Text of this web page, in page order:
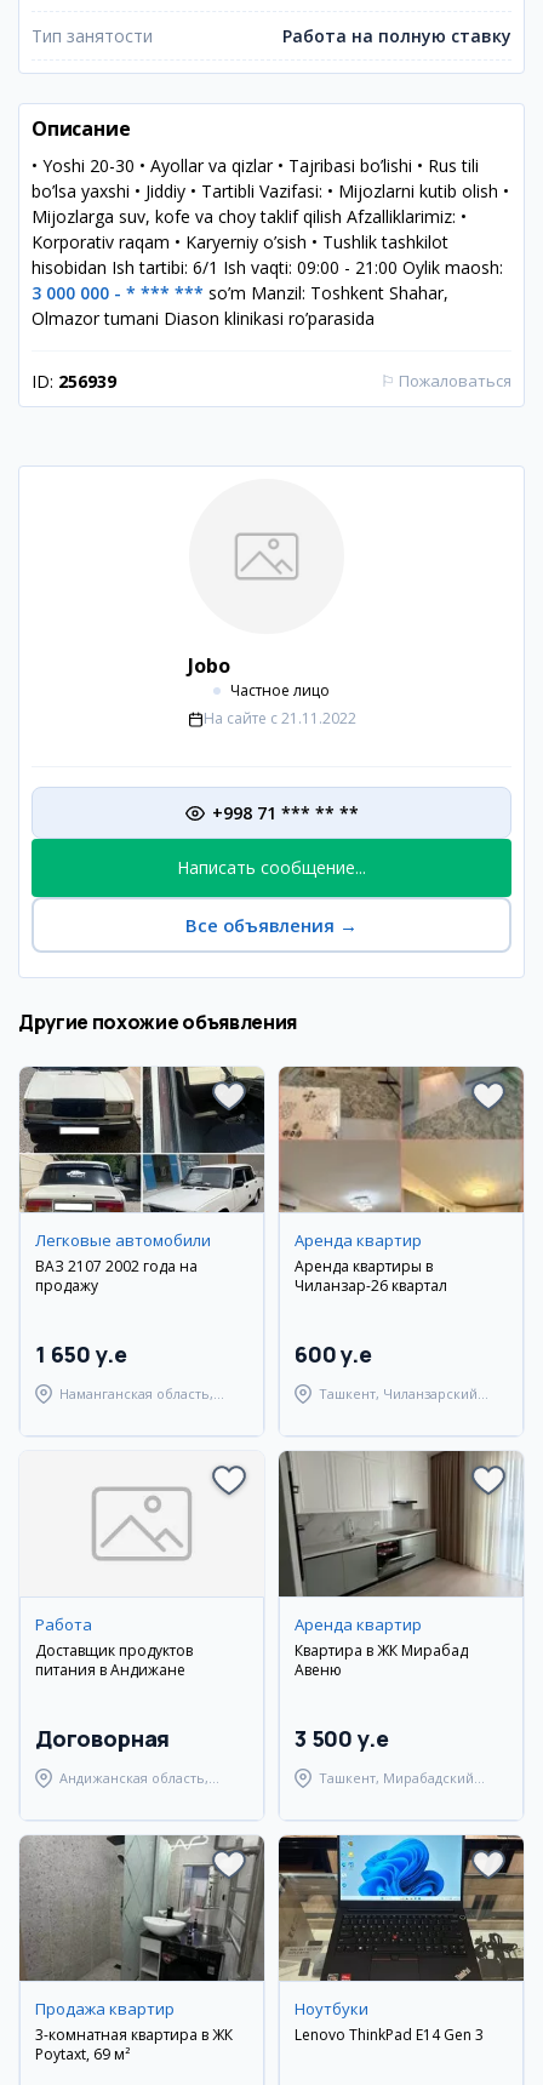
Тип занятости Работа на полную ставку
Описание
• Yoshi 20-30 • Ayollar va qizlar • Tajribasi bo’lishi • Rus tili
bo’lsa yaxshi • Jiddiy • Tartibli Vazifasi: • Mijozlarni kutib olish •
Mijozlarga suv, kofe va choy taklif qilish Afzalliklarimiz: •
Korporativ raqam • Karyerniy o’sish • Tushlik tashkilot
hisobidan Ish tartibi: 6/1 Ish vaqti: 09:00 - 21:00 Oylik maosh:
3 000 000 - * *** *** so’m Manzil: Toshkent Shahar,
Olmazor tumani Diason klinikasi ro’parasida
ID: 256939 ⚐ Пожаловаться
Jobo
Частное лицо
На сайте с 21.11.2022
+998 71 *** ** **
Написать сообщение...
Все объявления →
Другие похожие объявления
Легковые автомобили
ВАЗ 2107 2002 года на
продажу
1 650 y.e
Наманганская область,
Аренда квартир
Аренда квартиры в
Чиланзар-26 квартал
600 y.e
Ташкент, Чиланзарский
Работа
Доставщик продуктов
питания в Андижане
Договорная
Андижанская область,
Аренда квартир
Квартира в ЖК Мирабад
Авеню
3 500 y.e
Ташкент, Мирабадский
Продажа квартир
3-комнатная квартира в ЖК
Poytaxt, 69 м²
Ноутбуки
Lenovo ThinkPad E14 Gen 3